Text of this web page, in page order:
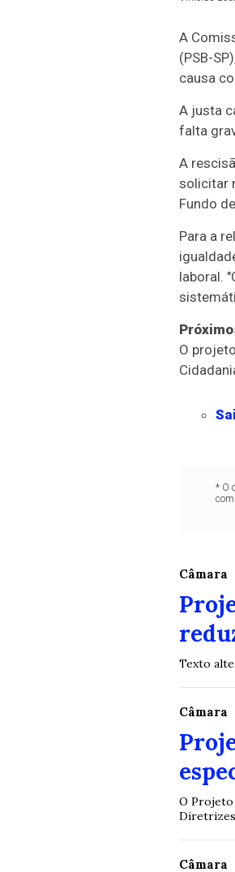
A
(PSB-
causa
A justa
falta
A
solicitar
Fundo
Para a
laboral.
O
* O
Câmara
Texto
Câmara
O Projeto
Diretrizes
Câmara